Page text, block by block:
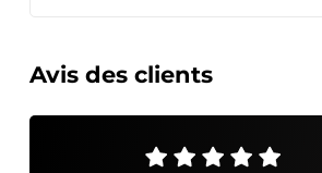
Avis des clients